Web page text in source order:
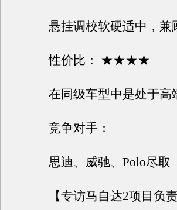
悬挂调校软硬适中，兼
性价比： ★★★★
在同级车型中是处于高
竞争对手：
思迪、威驰、Polo尽取
【专访马自达2项目负责